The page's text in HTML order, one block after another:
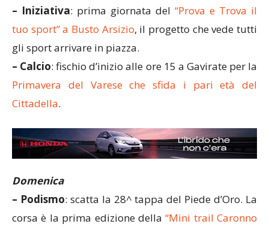
– Iniziativa: prima giornata del “Prova e Trova il
tuo sport” a Busto Arsizio, il progetto che vede tutti
gli sport arrivare in piazza.
– Calcio: fischio d’inizio alle ore 15 a Gavirate per la
Primavera del Varese che sfida i pari età del
Cittadella.
Domenica
– Podismo: scatta la 28^ tappa del Piede d’Oro. La
corsa è la prima edizione della“Mini trail Caronno